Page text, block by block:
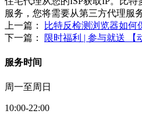
服务，您将需要从第三方代理服
上一篇：
比特反检测浏览器如何
下一篇：
限时福利 | 参与就送 【
服务时间
周一至周日
10:00-22:00